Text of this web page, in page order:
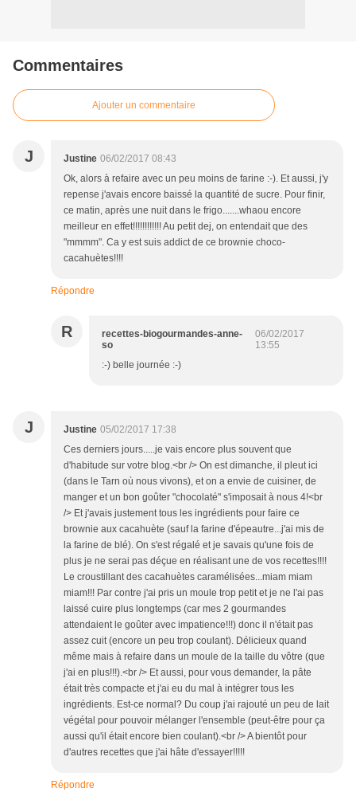
Commentaires
Ajouter un commentaire
J Justine 06/02/2017 08:43
Ok, alors à refaire avec un peu moins de farine :-). Et aussi, j'y
repense j'avais encore baissé la quantité de sucre. Pour finir,
ce matin, après une nuit dans le frigo.......whaou encore
meilleur en effet!!!!!!!!!!!! Au petit dej, on entendait que des
"mmmm". Ca y est suis addict de ce brownie choco-
cacahuètes!!!!
Répondre
R
recettes-biogourmandes-anne-
so
06/02/2017
13:55
:-) belle journée :-)
J Justine 05/02/2017 17:38
Ces derniers jours.....je vais encore plus souvent que
d'habitude sur votre blog.<br /> On est dimanche, il pleut ici
(dans le Tarn où nous vivons), et on a envie de cuisiner, de
manger et un bon goûter "chocolaté" s'imposait à nous 4!<br
/> Et j'avais justement tous les ingrédients pour faire ce
brownie aux cacahuète (sauf la farine d'épeautre...j'ai mis de
la farine de blé). On s'est régalé et je savais qu'une fois de
plus je ne serai pas déçue en réalisant une de vos recettes!!!!
Le croustillant des cacahuètes caramélisées...miam miam
miam!!! Par contre j'ai pris un moule trop petit et je ne l'ai pas
laissé cuire plus longtemps (car mes 2 gourmandes
attendaient le goûter avec impatience!!!) donc il n'était pas
assez cuit (encore un peu trop coulant). Délicieux quand
même mais à refaire dans un moule de la taille du vôtre (que
j'ai en plus!!!).<br /> Et aussi, pour vous demander, la pâte
était très compacte et j'ai eu du mal à intégrer tous les
ingrédients. Est-ce normal? Du coup j'ai rajouté un peu de lait
végétal pour pouvoir mélanger l'ensemble (peut-être pour ça
aussi qu'il était encore bien coulant).<br /> A bientôt pour
d'autres recettes que j'ai hâte d'essayer!!!!!
Répondre